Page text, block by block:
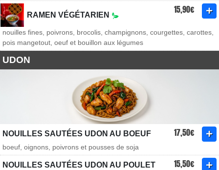
RAMEN VÉGÉTARIEN 15,90€
nouilles fines, poivrons, brocolis, champignons, courgettes, carottes,
pois mangetout, oeuf et bouillon aux légumes
UDON
NOUILLES SAUTÉES UDON AU BOEUF 17,50€
boeuf, oignons, poivrons et pousses de soja
NOUILLES SAUTÉES UDON AU POULET 15,50€